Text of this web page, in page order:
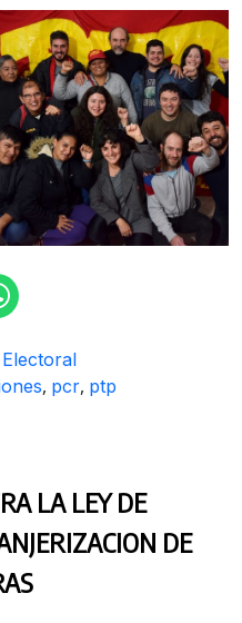
Electoral
, pcr, ptp
LA LEY DE
DE